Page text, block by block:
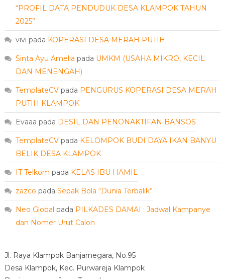
“PROFIL DATA PENDUDUK DESA KLAMPOK TAHUN
2025”
vivi pada KOPERASI DESA MERAH PUTIH
Sinta Ayu Amelia pada UMKM (USAHA MIKRO, KECIL
DAN MENENGAH)
TemplateCVpada PENGURUS KOPERASI DESA MERAH
PUTIH KLAMPOK
Evaaa pada DESIL DAN PENONAKTIFAN BANSOS
TemplateCVpada KELOMPOK BUDI DAYA IKAN BANYU
BELIK DESA KLAMPOK
IT Telkom pada KELAS IBU HAMIL
zazco pada Sepak Bola “Dunia Terbalik”
Neo Global pada PILKADES DAMAI : Jadwal Kampanye
dan Nomer Urut Calon
Jl. Raya Klampok Banjarnegara, No.95
Desa Klampok, Kec. Purwareja Klampok